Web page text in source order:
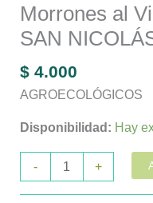
Morrones al
SAN
$4.000
AGROECOLÓGICOS
Disponibilidad: Hay
- +